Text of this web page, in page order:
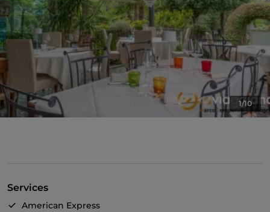
1/10
Services
American Express